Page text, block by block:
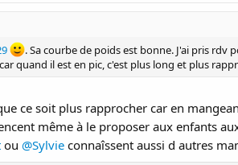
. Sa courbe de poids est bonne. J'ai pris
quand il est en pic, c'est plus long et plus
ce soit plus rapprocher car en
même à le proposer aux enfants
ou @Sylvie connaîssent aussi d autres